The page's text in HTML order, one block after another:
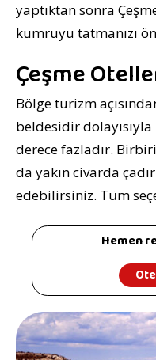
yaptıktan sonra
kumruyu tatmanızı
Çeşme
Bölge turizm
beldesidir
derece fazladır.
da yakın civarda
edebilirsiniz. Tüm
Hemen